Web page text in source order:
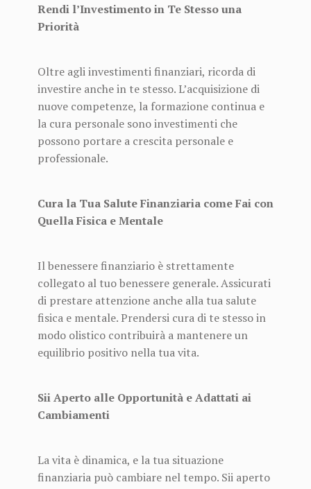
Rendi l’Investimento in Te Stesso una
Priorità
Oltre agli investimenti finanziari, ricorda di
investire anche in te stesso. L’acquisizione di
nuove competenze, la formazione continua e
la cura personale sono investimenti che
possono portare a crescita personale e
professionale.
Cura la Tua Salute Finanziaria come Fai con
Quella Fisica e Mentale
Il benessere finanziario è strettamente
collegato al tuo benessere generale. Assicurati
di prestare attenzione anche alla tua salute
fisica e mentale. Prendersi cura di te stesso in
modo olistico contribuirà a mantenere un
equilibrio positivo nella tua vita.
Sii Aperto alle Opportunità e Adattati ai
Cambiamenti
La vita è dinamica, e la tua situazione
finanziaria può cambiare nel tempo. Sii aperto